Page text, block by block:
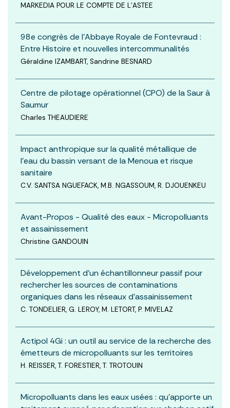
MARKEDIA POUR LE COMPTE DE L'ASTEE
98e congrès de l'Abbaye Royale de Fontevraud :
Entre Histoire et nouvelles intercommunalités
Géraldine IZAMBART, Sandrine BESNARD
Centre de pilotage opérationnel (CPO) de la Saur à
Saumur
Charles THEAUDIERE
Impact anthropique sur la qualité métallique de
l’eau du bassin versant de la Menoua et risque
sanitaire
C.V. SANTSA NGUEFACK, M.B. NGASSOUM, R. DJOUENKEU
Avant-Propos - Qualité des eaux - Micropolluants
et assainissement
Christine GANDOUIN
Développement d’un échantillonneur passif pour
rechercher les sources de contaminations
organiques dans les réseaux d’assainissement
C. TONDELIER, G. LEROY, M. LETORT, P. MIVELAZ
Actipol 4Gi : un outil au service de la recherche des
émetteurs de micropolluants sur les territoires
H. REISSER, T. FORESTIER, T. TROTOUIN
Micropolluants dans les eaux usées : qu’apporte un